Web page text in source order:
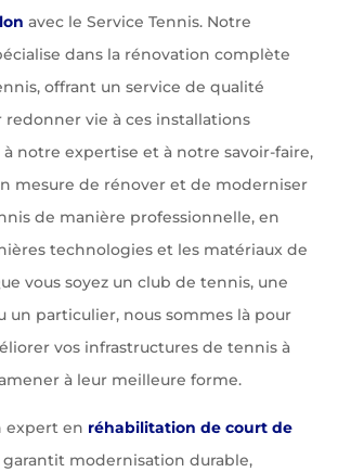
avec le Service Tennis. Notre
dans la rénovation complète
offrant un service de qualité
redonner vie à ces installations
à notre expertise et à notre savoir-faire,
mesure de rénover et de moderniser
de manière professionnelle, en
technologies et les matériaux de
vous soyez un club de tennis, une
un particulier, nous sommes là pour
vos infrastructures de tennis à
à leur meilleure forme.
expert en réhabilitation de court de
garantit modernisation durable,